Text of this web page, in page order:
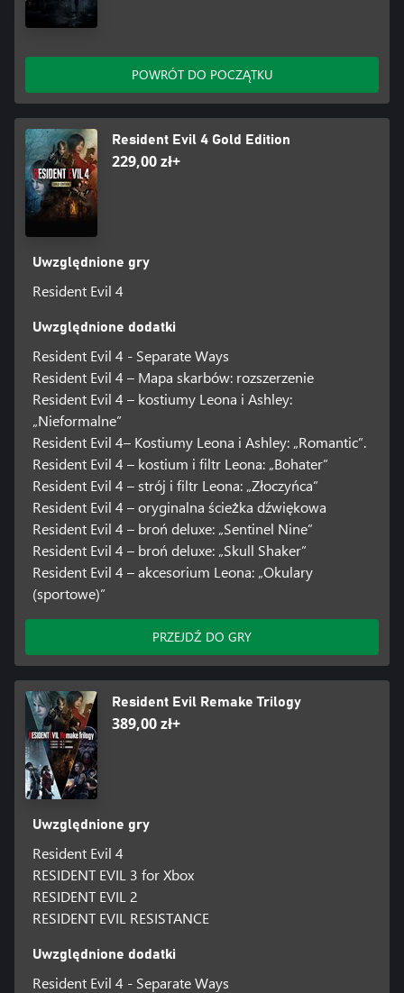
POWRÓT DO POCZĄTKU
Resident Evil 4 Gold Edition
229,00 zł+
Uwzględnione gry
Resident Evil 4
Uwzględnione dodatki
Resident Evil 4 - Separate Ways
Resident Evil 4 – Mapa skarbów: rozszerzenie
Resident Evil 4 – kostiumy Leona i Ashley:
„Nieformalne”
Resident Evil 4– Kostiumy Leona i Ashley: „Romantic”.
Resident Evil 4 – kostium i filtr Leona: „Bohater”
Resident Evil 4 – strój i filtr Leona: „Złoczyńca”
Resident Evil 4 – oryginalna ścieżka dźwiękowa
Resident Evil 4 – broń deluxe: „Sentinel Nine”
Resident Evil 4 – broń deluxe: „Skull Shaker”
Resident Evil 4 – akcesorium Leona: „Okulary
(sportowe)”
PRZEJDŹ DO GRY
Resident Evil Remake Trilogy
389,00 zł+
Uwzględnione gry
Resident Evil 4
RESIDENT EVIL 3 for Xbox
RESIDENT EVIL 2
RESIDENT EVIL RESISTANCE
Uwzględnione dodatki
Resident Evil 4 - Separate Ways